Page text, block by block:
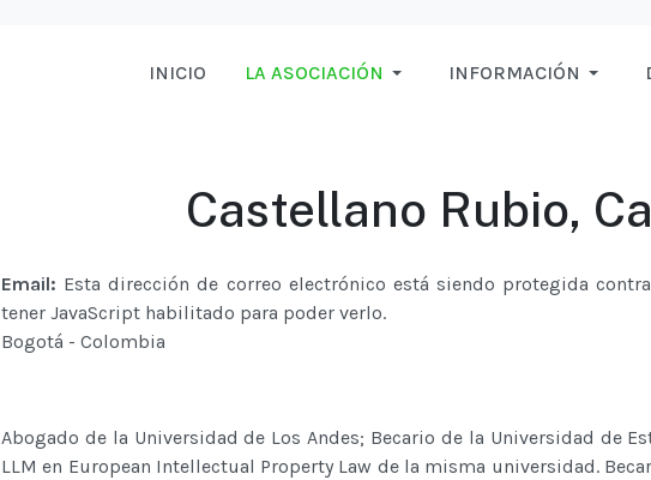
INICIO LA ASOCIACIÓN INFORMACIÓN
Castellano Rubio,
Email: Esta dirección de correo electrónico está siendo protegida
tener JavaScript habilitado para poder verlo.
Bogotá - Colombia
Abogado de la Universidad de Los Andes; Becario de la Universidad de
LLM en European Intellectual Property Law de la misma universidad.